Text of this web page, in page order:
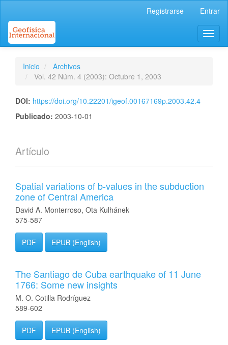
Contenido
principal
Barra
Registrarse Entrar
Inicio
Archivos
Vol. 42 Núm. 4 (2003): Octubre 1, 2003
DOI: https://doi.org/10.22201/igeof.00167169p.2003.42.4
Publicado: 2003-10-01
Artículo
Spatial variations of b-values in the subduction
zone of Central America
David A. Monterroso, Ota Kulhánek
575-587
PDF EPUB (English)
The Santiago de Cuba earthquake of 11 June
1766: Some new insights
M. O. Cotilla Rodríguez
589-602
PDF EPUB (English)